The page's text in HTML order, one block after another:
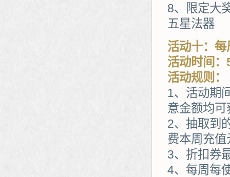
8、限定大
五星法器
活动十：每
活动时间
活动规则：
1、活动期
意金额均
2、抽取到
费本周充
3、折扣券
4、每周每